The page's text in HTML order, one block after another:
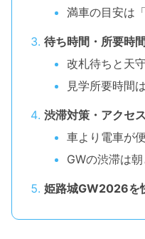
満車の目安は
待ち時間・所要時
改札待ちと天
見学所要時間
渋滞対策・アクセ
車より電車が
GWの渋滞は
姫路城GW2026を